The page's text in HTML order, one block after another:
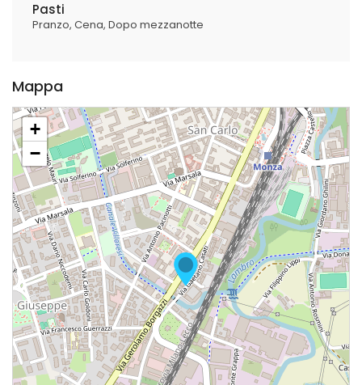
Pasti
Pranzo Cena Dopo mezzanotte
Mappa
+
−